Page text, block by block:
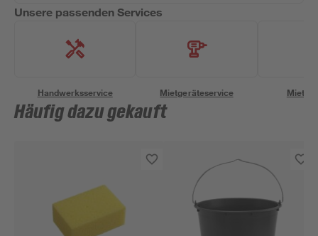
Unsere passenden Services
Handwerksservice Mietgeräteservice
Häufig dazu gekauft